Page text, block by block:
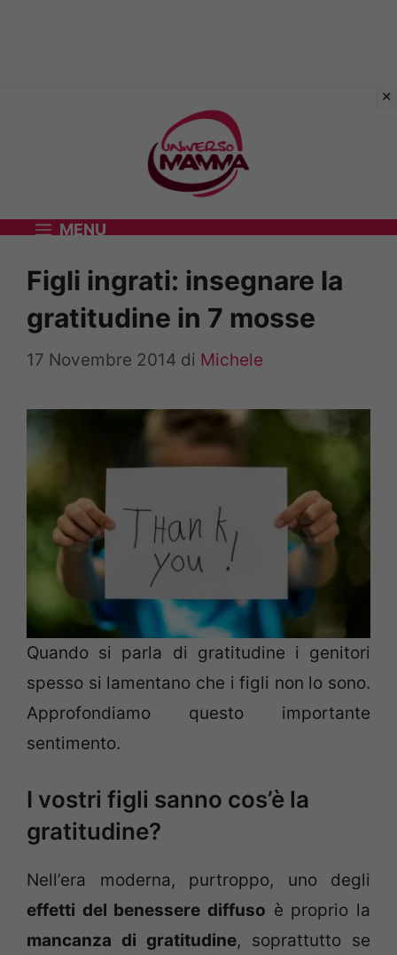
MENU
Figli ingrati: insegnare la
gratitudine in 7 mosse
17 Novembre 2014 di Michele
Quando si parla di gratitudine i genitori
spesso si lamentano che i figli non lo sono.
Approfondiamo questo importante
sentimento.
I vostri figli sanno cos’è la
gratitudine?
Nell’era moderna, purtroppo, uno degli
effetti del benessere diffuso è proprio la
mancanza di gratitudine, soprattutto se